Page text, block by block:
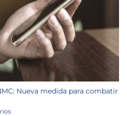
Nueva medida para combatir